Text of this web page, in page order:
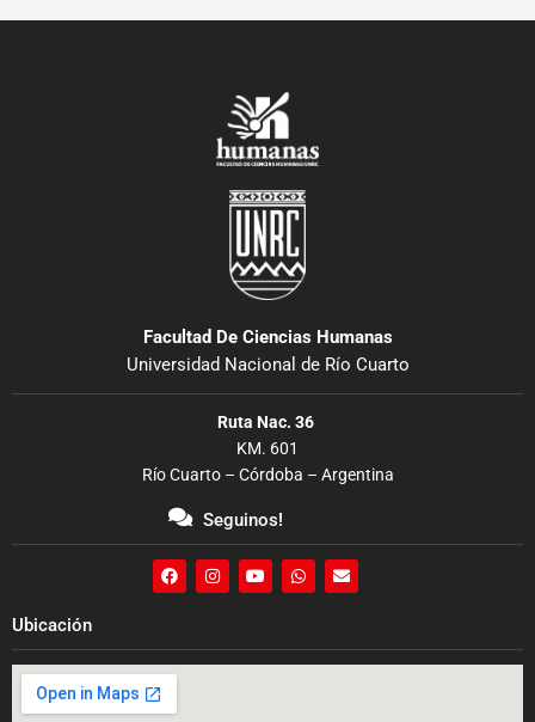
Ubicación
Facultad De Ciencias Humanas
Universidad Nacional de Río Cuarto
Ruta Nac. 36
KM. 601
Río Cuarto – Córdoba – Argentina
Seguinos!
F
a
o
o
I
n
g
r
Y
o
b
e
W
h
a
p
E
n
o
p